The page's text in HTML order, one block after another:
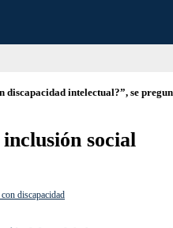
intelectual?”, se
social
discapacidad